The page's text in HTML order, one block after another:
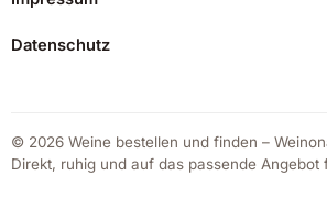
Datenschutz
© 2026 Weine bestellen und finden –
Direkt, ruhig und auf das passende Angebot